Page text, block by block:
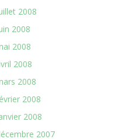
2008
2008
2008
2008
2008
2008
2008
2007